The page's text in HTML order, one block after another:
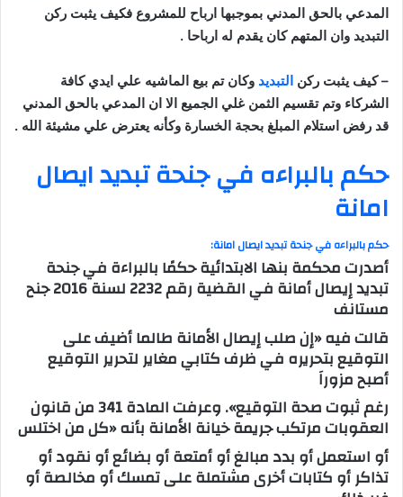
المدعي بالحق المدني بموجبها ارباح للمشروع فكيف يثبت ركن
التبديد وان المتهم كان يقدم له ارباحا .
–كيف يثبت ركن التبديد وكان تم بيع الماشيه علي ايدي كافة
الشركاء وتم تقسيم الثمن غلي الجميع الا ان المدعي بالحق المدني
قد رفض استلام المبلغ بحجة الخسارة وكأنه يعترض علي مشيئة الله .
حكم بالبراءه في جنحة تبديد ايصال
امانة
حكم بالبراءه في جنحة تبديد ايصال امانة:
أصدرت محكمة بنها الابتدائية حكمًا بالبراءة في جنحة
تبديد إيصال أمانة في القضية رقم 2232 لسنة 2016 جنح
مستانف
قالت فيه «إن صلب إيصال الأمانة طالما أضيف على
التوقيع بتحريره في ظرف كتابي مغاير لتحرير التوقيع
أصبح مزوراَ
رغم ثبوت صحة التوقيع». وعرفت المادة 341 من قانون
العقوبات مرتكب جريمة خيانة الأمانة بأنه «كل من اختلس
أو استعمل أو بدد مبالغ أو أمتعة أو بضائع أو نقود أو
تذاكر أو كتابات أخرى مشتملة على تمسك أو مخالصة أو